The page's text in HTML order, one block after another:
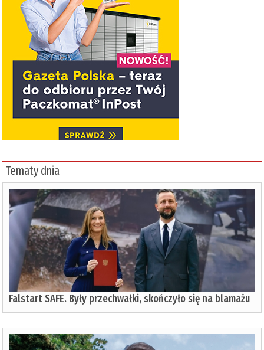
Tematy dnia
Falstart SAFE. Były przechwałki, skończyło się na blamażu